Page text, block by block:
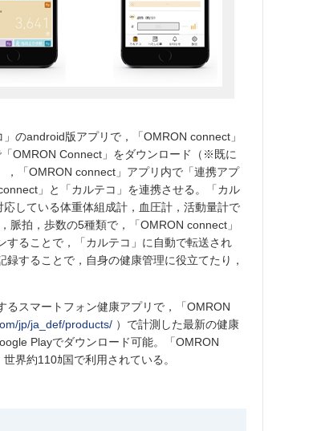
のandroid版アプリで，「OMRON connect」
OMRON Connect」をダウンロード（※既に
，「OMRON connect」アプリ内で「連携アプ
」と「カルテコ」を連携させる。「カル
している体重体組成計，血圧計，活動量計で
脈拍，歩数の5種類で，「OMRON connect」
することで，「カルテコ」に自動で転送され
することで，自身の健康管理に役立てたり，
スマートフォン健康アプリで，「OMRON
jp/ja_def/products/ ）で計測した最新の健康
Playでダウンロード可能。「OMRON
界約110ｶ国で利用されている。